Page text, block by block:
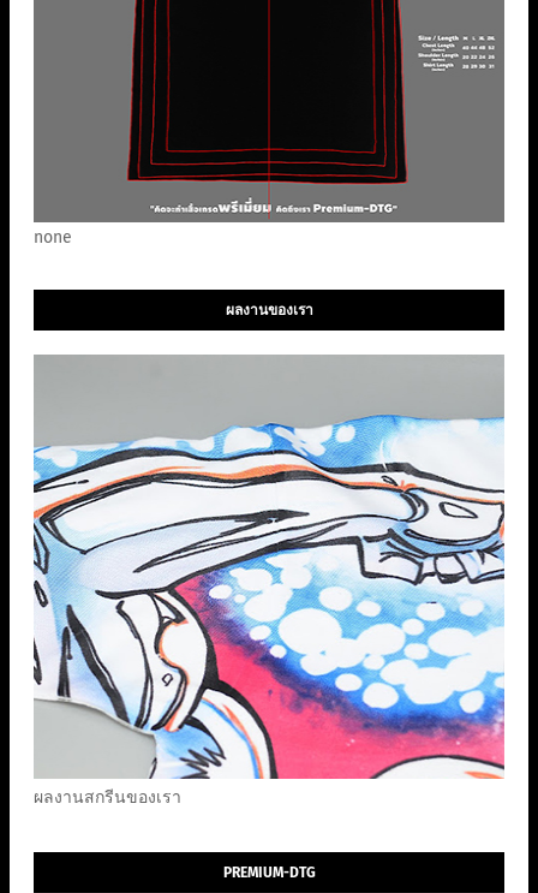
none
ผลงานของเรา
ผลงานสกรีนของเรา
PREMIUM-DTG